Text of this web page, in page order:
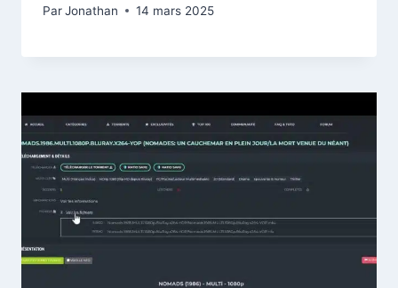
ParJonathan 14 mars 2025